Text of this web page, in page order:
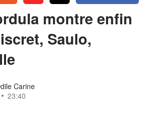
montre enfin
Saulo,
Carine
23:40